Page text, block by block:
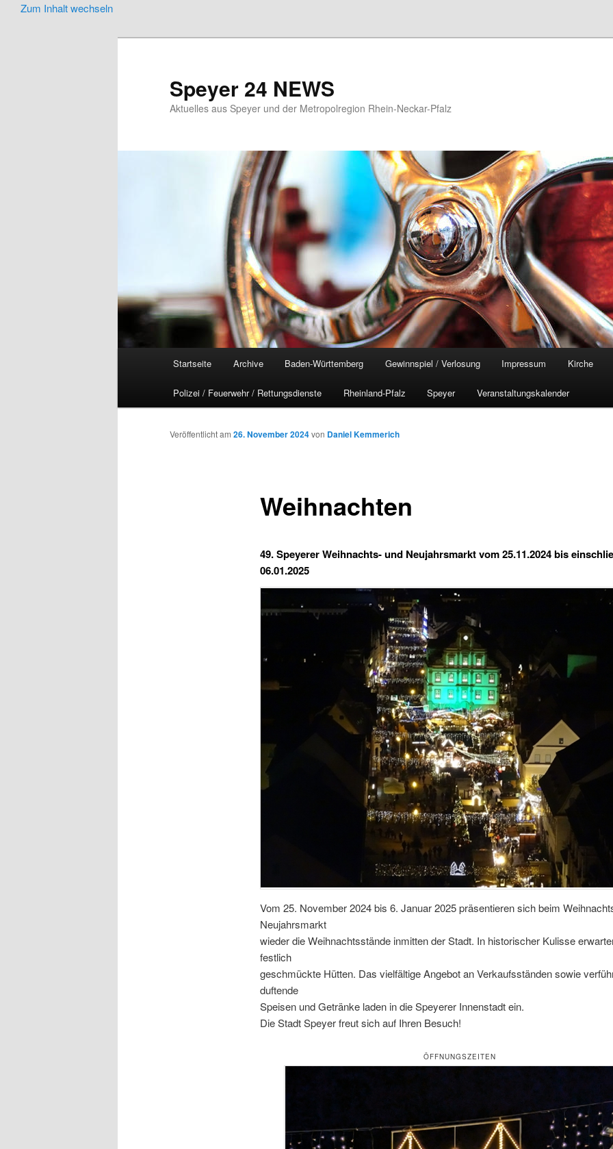
Zum Inhalt wechseln
Speyer 24 NEWS
Aktuelles aus Speyer und der Metropolregion Rhein-Neckar-Pfalz
Startseite Archive Baden-Württemberg Gewinnspiel / Verlosung Impressum Kirche
Polizei / Feuerwehr / Rettungsdienste Rheinland-Pfalz Speyer Veranstaltungskalender
Weihnachten
Veröffentlicht am 26. November 2024von Daniel Kemmerich
49. Speyerer Weihnachts- und Neujahrsmarkt vom 25.11.2024 bis
06.01.2025
Vom 25. November 2024 bis 6. Januar 2025 präsentieren sich beim
Neujahrsmarkt
wieder die Weihnachtsstände inmitten der Stadt. In historischer Kulisse
festlich
geschmückte Hütten. Das vielfältige Angebot an Verkaufsständen sowie
duftende
Speisen und Getränke laden in die Speyerer Innenstadt ein.
Die Stadt Speyer freut sich auf Ihren Besuch!
ÖFFNUNGSZEITEN